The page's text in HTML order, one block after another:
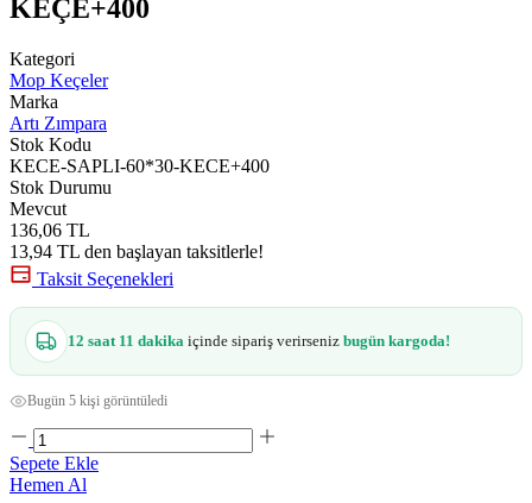
KEÇE+400
Kategori
Mop Keçeler
Marka
Artı Zımpara
Stok Kodu
KECE-SAPLI-60*30-KECE+400
Stok Durumu
Mevcut
136,06 TL
13,94 TL den başlayan taksitlerle!
Taksit Seçenekleri
12 saat 11 dakika içinde sipariş verirseniz bugün kargoda!
Bugün 5 kişi görüntüledi
Sepete Ekle
Hemen Al